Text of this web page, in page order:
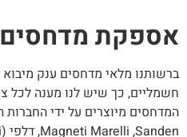
מדחסים
מלאי מדחסים ענק מיבוא
כך שיש לנו מענה לכל